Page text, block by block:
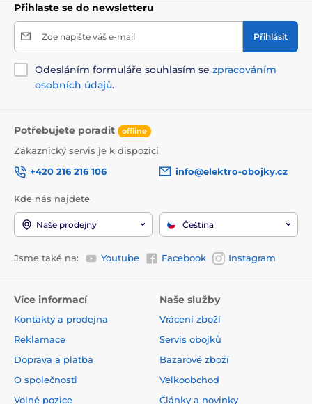
Přihlaste se do newsletteru
Zde napište váš e-mail Přihlásit
Odesláním formuláře souhlasím se zpracováním
osobních údajů.
Potřebujete poradit offline
Zákaznický servis je k dispozici
+420 216 216 106
info@elektro-obojky.cz
Kde nás najdete
Naše prodejny Čeština
Jsme také na: Youtube Facebook Instagram
Více informací
Kontakty a prodejna
Reklamace
Doprava a platba
O společnosti
Volné pozice
Naše služby
Vrácení zboží
Servis obojků
Bazarové zboží
Velkoobchod
Články a novinky